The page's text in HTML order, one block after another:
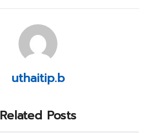
uthaitip.b
Related Posts